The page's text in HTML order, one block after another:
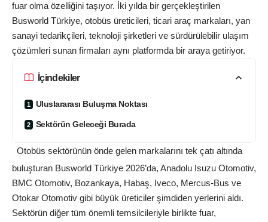
fuar olma özelliğini taşıyor. İki yılda bir gerçekleştirilen
Busworld Türkiye, otobüs üreticileri, ticari araç markaları, yan
sanayi tedarikçileri, teknoloji şirketleri ve sürdürülebilir ulaşım
çözümleri sunan firmaları aynı platformda bir araya getiriyor.
İçindekiler
Uluslararası Buluşma Noktası
Sektörün Geleceği Burada
Otobüs sektörünün önde gelen markalarını tek çatı altında
buluşturan Busworld Türkiye 2026’da, Anadolu Isuzu Otomotiv,
BMC Otomotiv, Bozankaya, Habaş, Iveco, Mercus-Bus ve
Otokar Otomotiv gibi büyük üreticiler şimdiden yerlerini aldı.
Sektörün diğer tüm önemli temsilcileriyle birlikte fuar,